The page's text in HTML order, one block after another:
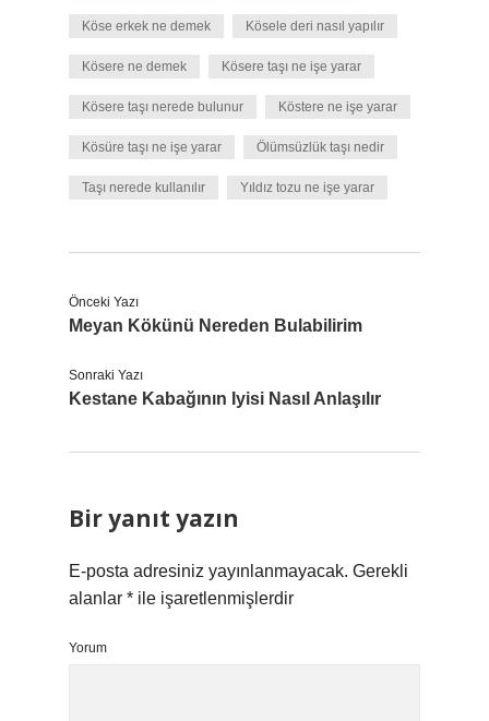
Köse erkek ne demek Kösele deri nasıl yapılır
Kösere ne demek Kösere taşı ne işe yarar
Kösere taşı nerede bulunur Köstere ne işe yarar
Kösüre taşı ne işe yarar Ölümsüzlük taşı nedir
Taşı nerede kullanılır Yıldız tozu ne işe yarar
Önceki Yazı
Meyan Kökünü Nereden Bulabilirim
Sonraki Yazı
Kestane Kabağının Iyisi Nasıl Anlaşılır
Bir yanıt yazın
E-posta adresiniz yayınlanmayacak. Gerekli
alanlar * ile işaretlenmişlerdir
Yorum